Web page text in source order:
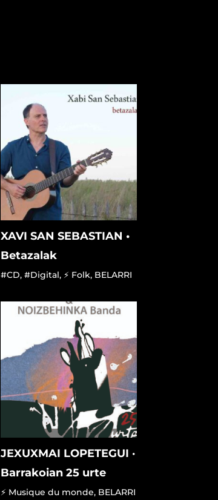
XAVI SAN SEBASTIAN •
Betazalak
#CD,#Digital, ⚡ Folk, BELARRI
JEXUXMAI LOPETEGUI ·
Barrakoian 25 urte
⚡ Musique du monde, BELARRI